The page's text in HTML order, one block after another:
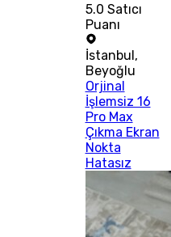
5.0 Satıcı
Puanı
İstanbul,
Beyoğlu
Orjinal
İşlemsiz 16
Pro Max
Çıkma Ekran
Nokta
Hatasız